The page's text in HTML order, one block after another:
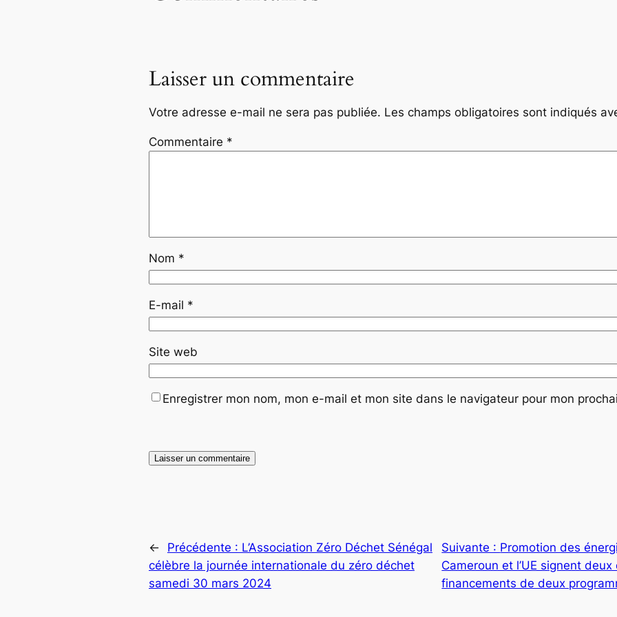
Laisser un commentaire
Votre adresse e-mail ne sera pas publiée. Les champs obligatoires sont indiqués
Commentaire *
Nom *
E-mail *
Site web
Enregistrer mon nom, mon e-mail et mon site dans le navigateur pour mon
← Précédente : L’Association Zéro Déchet Sénégal
célèbre la journée internationale du zéro déchet
samedi 30 mars 2024
Suivante : Promotion des
Cameroun et l’UE signent
financements de deux